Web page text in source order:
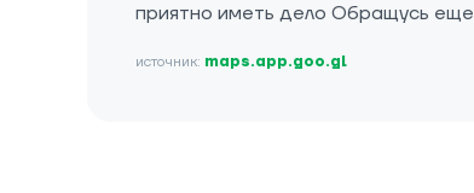
приятно иметь дело Обращусь еще
источник: maps.app.goo.gl